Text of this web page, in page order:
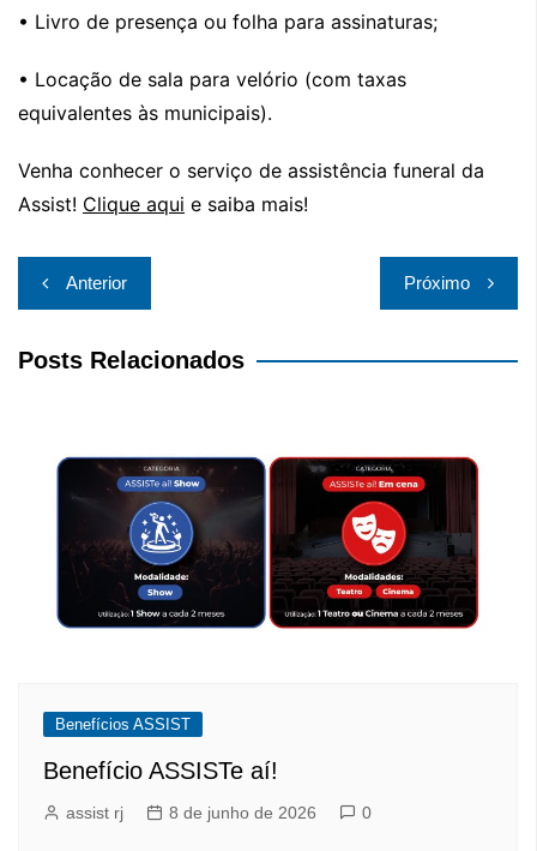
• Livro de presença ou folha para assinaturas;
• Locação de sala para velório (com taxas
equivalentes às municipais).
Venha conhecer o serviço de assistência funeral da
Assist! Clique aqui e saiba mais!
Navegação
de
Post
Anterior Próximo
Posts Relacionados
Benefícios ASSIST
Benefício ASSISTe aí!
assist rj 8 de junho de 2026 0